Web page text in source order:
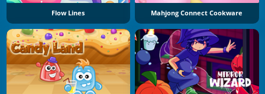
Flow Lines Mahjong Connect Cookware